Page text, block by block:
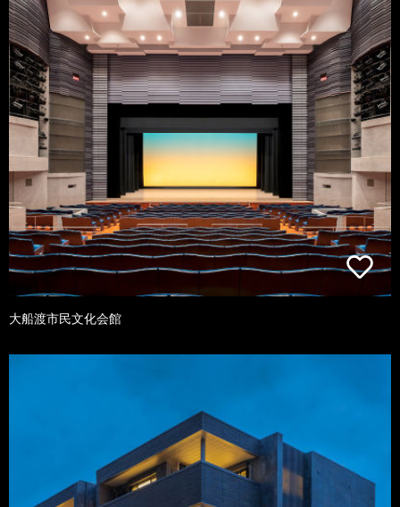
大船渡市民文化会館